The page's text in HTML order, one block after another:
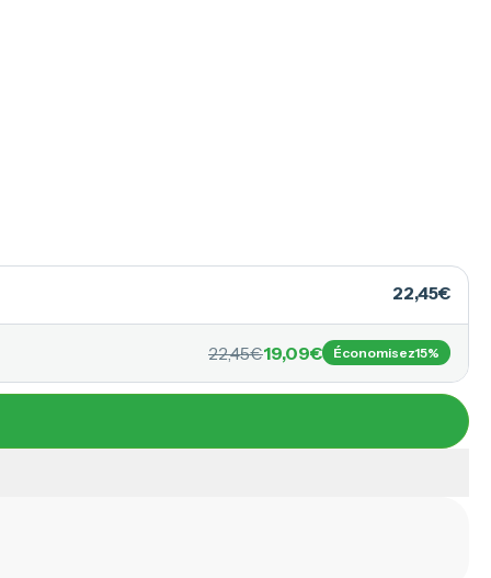
22,45€
-10%
6 mois
22,45€19,09€ Économisez15%